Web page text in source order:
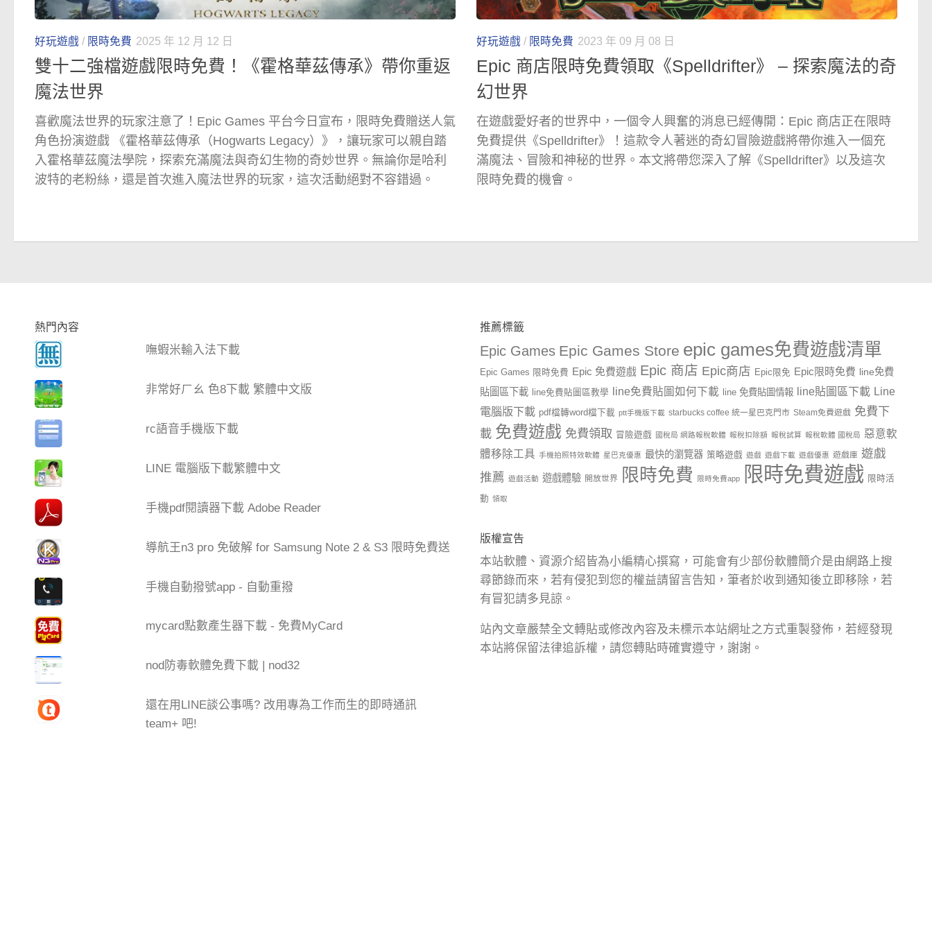
好玩遊戲 / 限時免費 2025 年 12 月 12 日
雙十二強檔遊戲限時免費！《霍格華茲傳承》帶你重返
魔法世界
喜歡魔法世界的玩家注意了！Epic Games 平台今日宣布，限時免費贈送人氣
角色扮演遊戲 《霍格華茲傳承（Hogwarts Legacy）》，讓玩家可以親自踏
入霍格華茲魔法學院，探索充滿魔法與奇幻生物的奇妙世界。無論你是哈利
波特的老粉絲，還是首次進入魔法世界的玩家，這次活動絕對不容錯過。
好玩遊戲 / 限時免費 2023 年 09 月 08 日
Epic 商店限時免費領取《Spelldrifter》 – 探索魔法的奇
幻世界
在遊戲愛好者的世界中，一個令人興奮的消息已經傳開：Epic 商店正在限時
免費提供《Spelldrifter》！這款令人著迷的奇幻冒險遊戲將帶你進入一個充
滿魔法、冒險和神秘的世界。本文將帶您深入了解《Spelldrifter》以及這次
限時免費的機會。
熱門內容
嘸蝦米輸入法下載
非常好ㄏㄠ 色8下載 繁體中文版
rc語音手機版下載
LINE 電腦版下載繁體中文
手機pdf閱讀器下載 Adobe Reader
導航王n3 pro 免破解 for Samsung Note 2 & S3 限時免費送
手機自動撥號app - 自動重撥
mycard點數產生器下載 - 免費MyCard
nod防毒軟體免費下載 | nod32
還在用LINE談公事嗎? 改用專為工作而生的即時通訊
team+ 吧!
推薦標籤
Epic Games Epic Games Store epic games免費遊戲清單
Epic Games 限時免費 Epic 免費遊戲 Epic 商店 Epic商店 Epic限免 Epic限時免費 line免費
貼圖區下載
line免費貼圖區教學 line免費貼圖如何下載 line 免費貼圖情報 line貼圖區下載 Line
電腦版下載 pdf檔轉word檔下載 ptt手機版下載 starbucks coffee 統一星巴克門市 Steam免費遊戲 免費下
載 免費遊戲 免費領取 冒險遊戲 國稅局 網路報稅軟體 報稅扣除額 報稅試算 報稅軟體 國稅局 惡意軟
體移除工具 手機拍照特效軟體 星巴克優惠 最快的瀏覽器 策略遊戲 遊戲 遊戲下載 遊戲優惠 遊戲庫 遊戲
推薦 遊戲活動 遊戲體驗 開放世界 限時免費 限時免費app 限時免費遊戲 限時活
動 領取
版權宣告
本站軟體、資源介紹皆為小編精心撰寫，可能會有少部份軟體簡介是由網路上搜
尋節錄而來，若有侵犯到您的權益請留言告知，筆者於收到通知後立即移除，若
有冒犯請多見諒。
站內文章嚴禁全文轉貼或修改內容及未標示本站網址之方式重製發佈，若經發現
本站將保留法律追訴權，請您轉貼時確實遵守，謝謝。